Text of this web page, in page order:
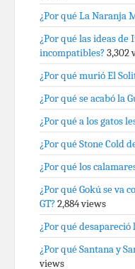
¿Por qué La Naranja
¿Por qué las ideas
incompatibles? 3,302
¿Por qué murió El
¿Por qué se acabó la
¿Por qué a los gatos
¿Por qué Stone Cold
¿Por qué los
¿Por qué Gokú se va
GT? 2,884 views
¿Por qué desapareció
¿Por qué Santana y
views